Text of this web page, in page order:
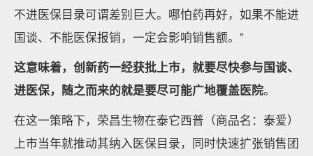
不进医保目录可谓差别巨大。哪怕药再好，如果不能进
国谈、不能医保报销，一定会影响销售额。”
这意味着，创新药一经获批上市，就要尽快参与国谈、
进医保，随之而来的就是要尽可能广地覆盖医院。
在这一策略下，荣昌生物在泰它西普（商品名：泰爱）
上市当年就推动其纳入医保目录，同时快速扩张销售团